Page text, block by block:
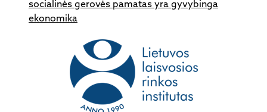
socialinės gerovės pamatas yra gyvybinga
ekonomika